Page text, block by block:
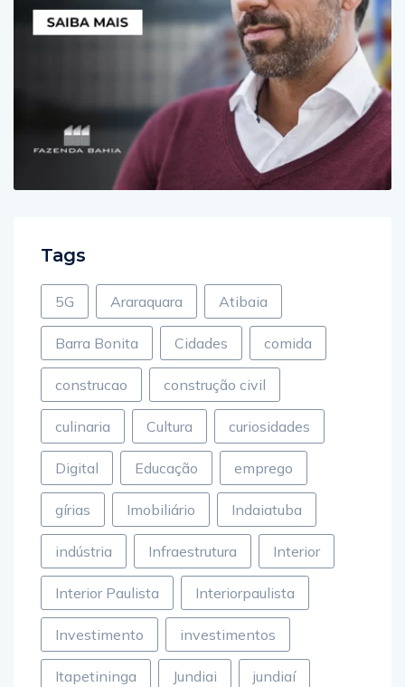
Tags
5G Araraquara Atibaia
Barra Bonita Cidades comida
construcao construção civil
culinaria Cultura curiosidades
Digital Educação emprego
gírias Imobiliário Indaiatuba
indústria Infraestrutura Interior
Interior Paulista Interiorpaulista
Investimento investimentos
Itapetininga Jundiai jundiaí